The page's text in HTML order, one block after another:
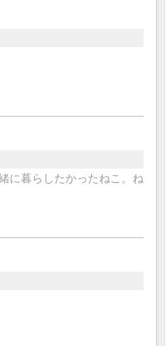
に暮らしたかったねこ。ね